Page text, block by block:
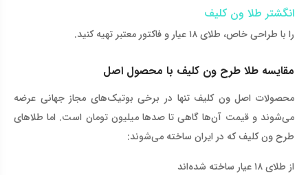
انگشتر طلا ون کلیف
را با طراحی خاص، طلای ۱۸ عیار و فاکتور معتبر تهیه کنید .
مقایسه طلا طرح ون کلیف با محصول اصل
محصولات اصل ون کلیف تنها در برخی بوتیک‌های مجاز جهانی عرضه
می‌شوند و قیمت آن‌ها گاهی تا صدها میلیون تومان است. اما طلاهای
طرح ون کلیف که در ایران ساخته می‌شوند:
از طلای ۱۸ عیار ساخته شده‌اند